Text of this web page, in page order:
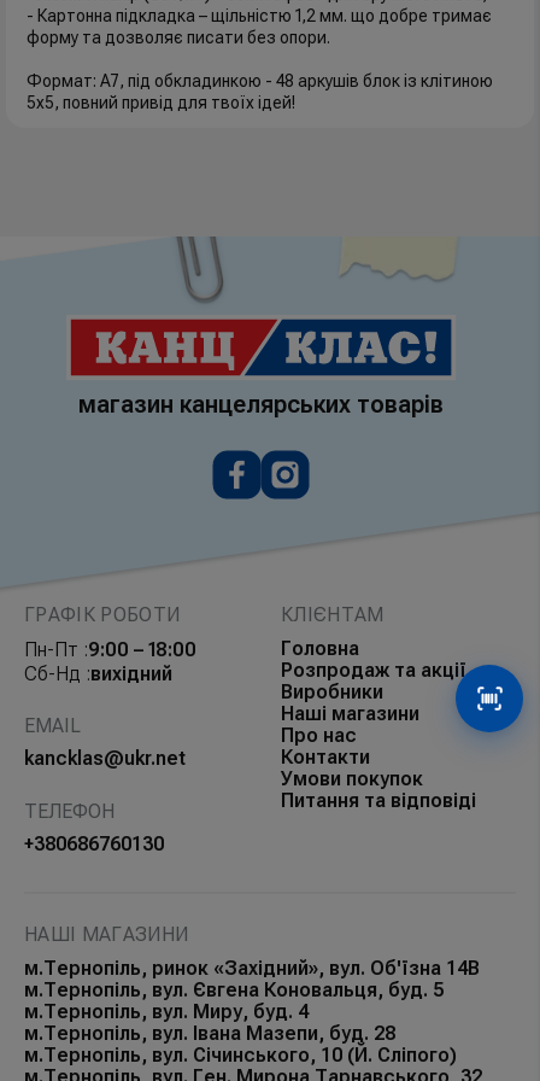
- Картонна підкладка – щільністю 1,2 мм. що добре тримає
форму та дозволяє писати без опори.
Формат: А7, під обкладинкою - 48 аркушів блок із клітиною
5х5, повний привід для твоїх ідей!
магазин канцелярських товарів
ГРАФІК РОБОТИ
Пн-Пт :9:00 – 18:00
Сб-Нд :вихідний
EMAIL
kancklas@ukr.net
ТЕЛЕФОН
+380686760130
КЛІЄНТАМ
Головна
Розпродаж та акції
Виробники
Наші магазини
Про нас
Контакти
Умови покупок
Питання та відповіді
НАШІ МАГАЗИНИ
м.Тернопіль, ринок «Західний», вул. Об'їзна 14В
м.Тернопіль, вул. Євгена Коновальця, буд. 5
м.Тернопіль, вул. Миру, буд. 4
м.Тернопіль, вул. Івана Мазепи, буд. 28
м.Тернопіль, вул. Січинського, 10 (Й. Сліпого)